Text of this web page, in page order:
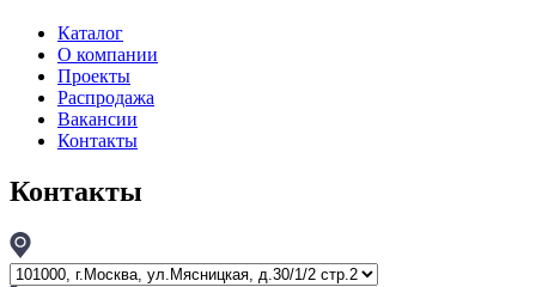
Каталог
О компании
Проекты
Распродажа
Вакансии
Контакты
Контакты